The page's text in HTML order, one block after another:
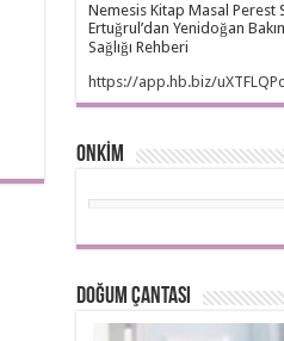
Nemesis Kitap Masal Perest
Ertuğrul’dan Yenidoğan
Sağlığı Rehberi
https://app.hb.biz/
ONKİM
Doğum Çantası